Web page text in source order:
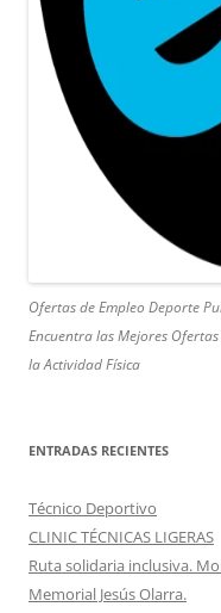
Ofertas de Empleo Deporte
Encuentra las Mejores
la Actividad Física
ENTRADAS RECIENTES
Técnico Deportivo
CLINIC TÉCNICAS LIGERAS
Ruta solidaria inclusiva.
Memorial Jesús Olarra.